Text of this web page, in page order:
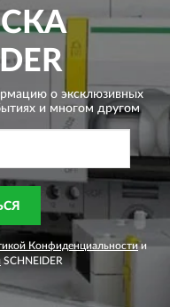
о эксклюзивных
и многом другом
Конфиденциальности и
SCHNEIDER